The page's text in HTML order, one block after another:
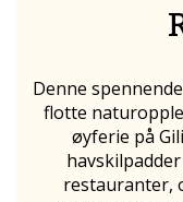
Denne
flotte
øyferie på
restauranter,